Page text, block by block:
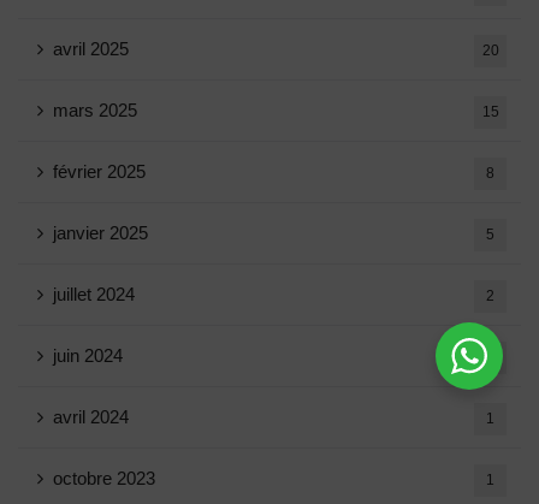
avril 2025 20
mars 2025 15
février 2025 8
janvier 2025 5
juillet 2024 2
juin 2024 1
avril 2024 1
octobre 2023 1